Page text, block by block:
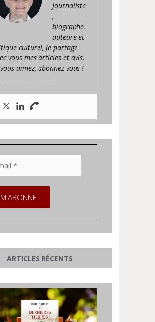
Journaliste
,
biographe,
auteure et
culturel, je partage
vous mes articles et avis.
aimez, abonnez-vous !
ARTICLES RÉCENTS